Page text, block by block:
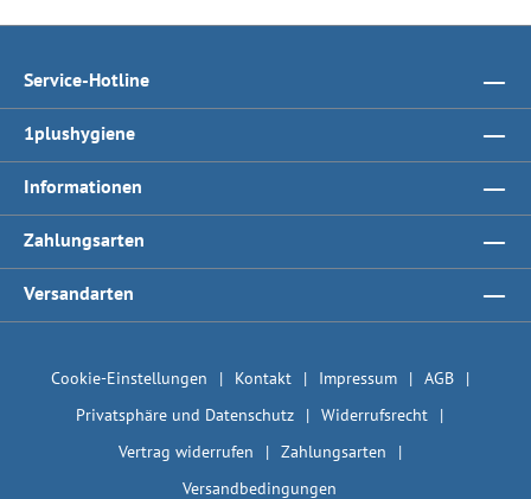
Service-Hotline
1plushygiene
Informationen
Zahlungsarten
Versandarten
Cookie-Einstellungen Kontakt Impressum
AGB
Privatsphäre und Datenschutz
Widerrufsrecht
Vertrag widerrufen
Zahlungsarten
Versandbedingungen